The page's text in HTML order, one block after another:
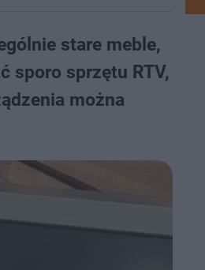
stare meble,
sporo sprzętu RTV,
można